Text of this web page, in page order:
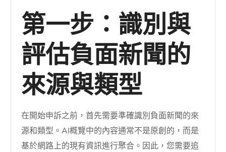
第一步：識別與
評估負面新聞的
來源與類型
在開始申訴之前，首先需要準確識別負面新聞的來
源和類型。AI概覽中的內容通常不是原創的，而是
基於網路上的現有資訊進行聚合。因此，您需要追